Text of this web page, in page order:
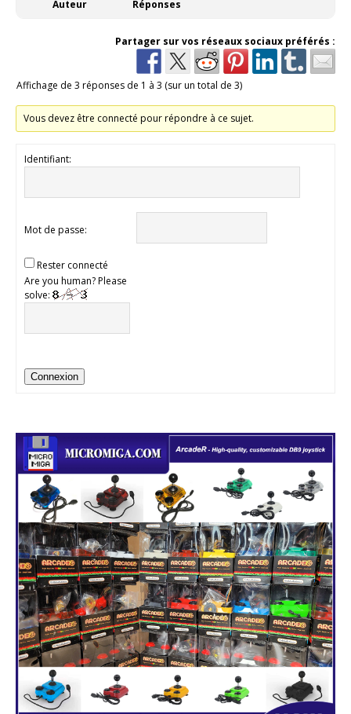
Auteur Réponses
Partager sur vos réseaux sociaux préférés :
Affichage de 3 réponses de 1 à 3 (sur un total de 3)
Vous devez être connecté pour répondre à ce sujet.
Identifiant:
Mot de passe:
Rester connecté
Are you human? Please
solve:
Connexion